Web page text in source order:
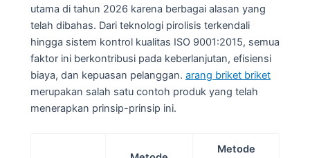
utama di tahun 2026 karena berbagai alasan yang
telah dibahas. Dari teknologi pirolisis terkendali
hingga sistem kontrol kualitas ISO 9001:2015, semua
faktor ini berkontribusi pada keberlanjutan, efisiensi
biaya, dan kepuasan pelanggan. arang briket briket
merupakan salah satu contoh produk yang telah
menerapkan prinsip-prinsip ini.
Metode